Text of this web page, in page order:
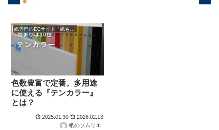
色数豊富で定番。多用途
に使える『テンカラー』
とは？
2025.01.30
2026.02.13
紙のソムリエ